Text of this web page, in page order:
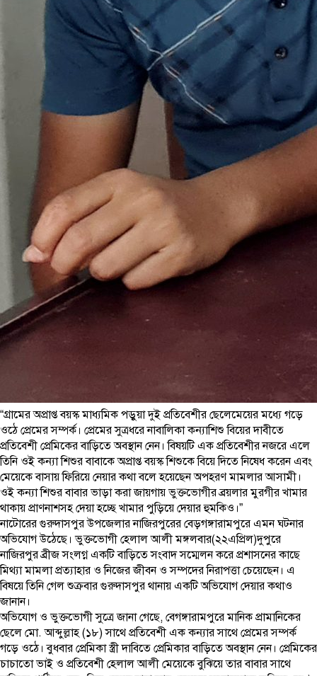
“গ্রামের অপ্রাপ্ত বয়স্ক মাধ্যমিক পড়ুয়া দুই প্রতিবেশীর ছেলেমেয়ের মধ্যে গড়ে
ওঠে প্রেমের সম্পর্ক। প্রেমের সুত্রধরে নাবালিকা কন্যাশিশু বিয়ের দাবীতে
প্রতিবেশী প্রেমিকের বাড়িতে অবস্থান নেন। বিষয়টি এক প্রতিবেশীর নজরে এলে
তিনি ওই কন্যা শিশুর বাবাকে অপ্রাপ্ত বয়স্ক শিশুকে বিয়ে দিতে নিষেধ করেন এবং
মেয়েকে বাসায় ফিরিয়ে নেয়ার কথা বলে হয়েছেন অপহরণ মামলার আসামী।
ওই কন্যা শিশুর বাবার ভাড়া করা জায়গায় ভুক্তভোগীর ব্রয়লার মুরগীর খামার
থাকায় প্রাণনাশসহ দেয়া হচ্ছে খামার পুড়িয়ে দেয়ার হুমকিও।”
নাটোরের গুরুদাসপুর উপজেলার নাজিরপুরের বেড়গঙ্গারামপুরে এমন ঘটনার
অভিযোগ উঠেছে। ভুক্তভোগী হেলাল আলী মঙ্গলবার(২২এপ্রিল)দুপুরে
নাজিরপুর ব্রীজ সংলগ্ন একটি বাড়িতে সংবাদ সম্মেলন করে প্রশাসনের কাছে
মিথ্যা মামলা প্রত্যাহার ও নিজের জীবন ও সম্পদের নিরাপত্তা চেয়েছেন। এ
বিষয়ে তিনি গেল শুক্রবার গুরুদাসপুর থানায় একটি অভিযোগ দেয়ার কথাও
জানান।
অভিযোগ ও ভুক্তভোগী সুত্রে জানা গেছে, বেগঙ্গারামপুরে মানিক প্রামানিকের
ছেলে মো. আব্দুল্লাহ (১৮) সাথে প্রতিবেশী এক কন্যার সাথে প্রেমের সম্পর্ক
গড়ে ওঠে। বুধবার প্রেমিকা স্ত্রী দাবিতে প্রেমিকার বাড়িতে অবস্থান নেন। প্রেমিকের
চাচাতো ভাই ও প্রতিবেশী হেলাল আলী মেয়েকে বুঝিয়ে তার বাবার সাথে